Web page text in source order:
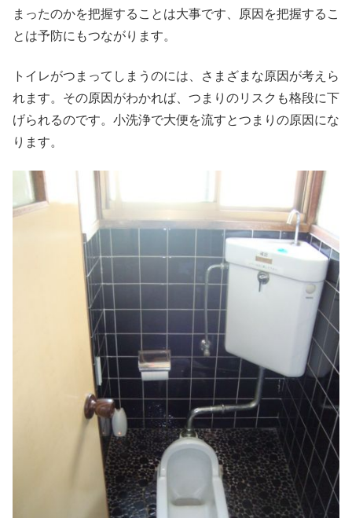
まったのかを把握することは大事です、原因を把握するこ
とは予防にもつながります。
トイレがつまってしまうのには、さまざまな原因が考えら
れます。その原因がわかれば、つまりのリスクも格段に下
げられるのです。小洗浄で大便を流すとつまりの原因にな
ります。